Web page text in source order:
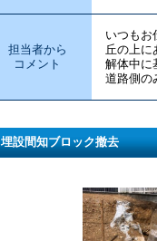
担当者から
コメント
いつもお
丘の上に
解体中に
道路側の
埋設間知ブロック撤去